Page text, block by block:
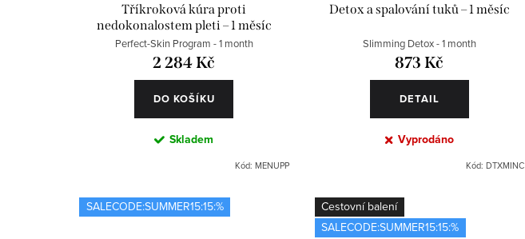
Tříkroková kúra proti
nedokonalostem pleti – 1 měsíc
Perfect-Skin Program - 1 month
2 284 Kč
DO KOŠÍKU
Skladem
Kód: MENUPP
Detox a spalování tuků – 1 měsíc
Slimming Detox - 1 month
873 Kč
DETAIL
Vyprodáno
Kód: DTXMINC
SALECODE:SUMMER15:15:%
Cestovní balení
SALECODE:SUMMER15:15:%